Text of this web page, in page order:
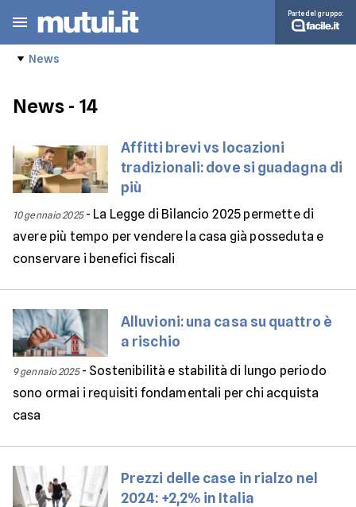
Parte del gruppo:
News
News- 14
Affitti brevi vs locazioni
tradizionali: dove si guadagna di
più
10 gennaio 2025- La Legge di Bilancio 2025 permette di
avere più tempo per vendere la casa già posseduta e
conservare i benefici fiscali
Alluvioni: una casa su quattro è
a rischio
9 gennaio 2025- Sostenibilità e stabilità di lungo periodo
sono ormai i requisiti fondamentali per chi acquista
casa
Prezzi delle case in rialzo nel
2024: +2,2% in Italia